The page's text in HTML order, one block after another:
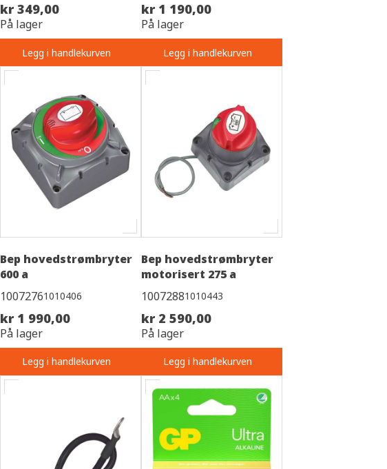
kr 349,00
På lager
Legg i handlekurven
kr 1 190,00
På lager
Legg i handlekurven
Bep hovedstrømbryter
600 a
10072761010406
kr 1 990,00
På lager
Legg i handlekurven
Bep hovedstrømbryter
motorisert 275 a
10072881010443
kr 2 590,00
På lager
Legg i handlekurven